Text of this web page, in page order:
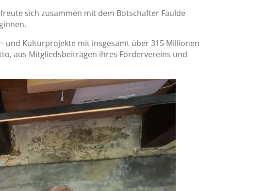
sich zusammen mit dem Botschafter Faulde
und Kulturprojekte mit insgesamt über 315 Millionen
aus Mitgliedsbeiträgen ihres Fördervereins und